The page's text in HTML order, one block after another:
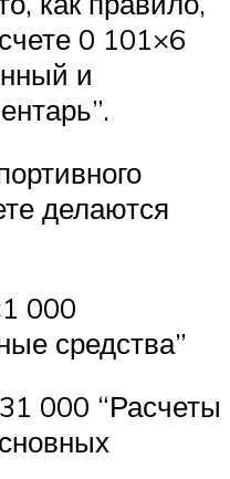
0 101×6
и
делаются
000
средства”
000 “Расчеты